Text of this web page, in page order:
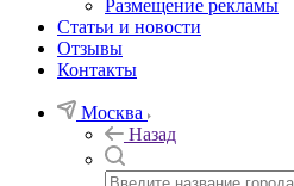
Размещение рекламы
Статьи и новости
Отзывы
Контакты
Москва
Назад